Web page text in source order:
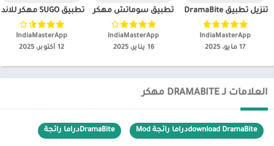
تنزيل تطبيق DramaBite مهكر للاندرويد 2026
IndiaMasterApp‏
17 مايو، 2025
تطبيق سوماتش مهكر
IndiaMasterApp‏
16 يناير، 2025
تطبيق SUGO مهكر للاندرويد
IndiaMasterApp‏
12 أكتوبر، 2025
العلامات لـ DRAMABITE مهكر
download DramaBiteدراما رائجة Mod DramaBiteدراما رائجة